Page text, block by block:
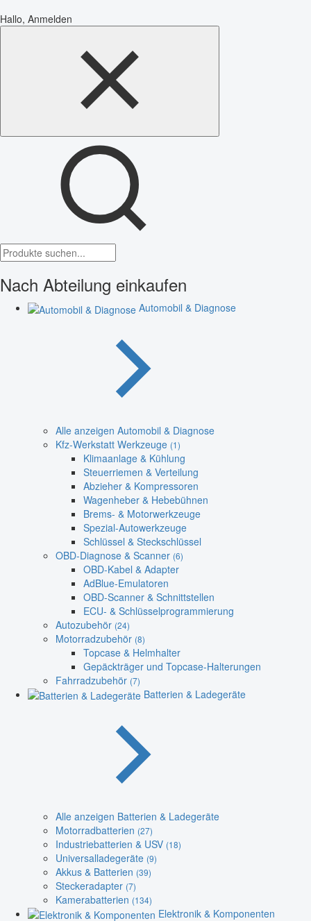
Hallo, Anmelden
Nach Abteilung einkaufen
Automobil & Diagnose
Alle anzeigen Automobil & Diagnose
Kfz-Werkstatt Werkzeuge (1)
Klimaanlage & Kühlung
Steuerriemen & Verteilung
Abzieher & Kompressoren
Wagenheber & Hebebühnen
Brems- & Motorwerkzeuge
Spezial-Autowerkzeuge
Schlüssel & Steckschlüssel
OBD-Diagnose & Scanner (6)
OBD-Kabel & Adapter
AdBlue-Emulatoren
OBD-Scanner & Schnittstellen
ECU- & Schlüsselprogrammierung
Autozubehör (24)
Motorradzubehör (8)
Topcase & Helmhalter
Gepäckträger und Topcase-Halterungen
Fahrradzubehör (7)
Batterien & Ladegeräte
Alle anzeigen Batterien & Ladegeräte
Motorradbatterien (27)
Industriebatterien & USV (18)
Universalladegeräte (9)
Akkus & Batterien (39)
Steckeradapter (7)
Kamerabatterien (134)
Elektronik & Komponenten